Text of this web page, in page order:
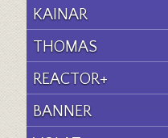
KAINAR
THOMAS
REACTOR+
BANNER